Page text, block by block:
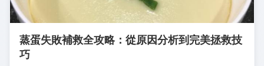
蒸蛋失敗補救全攻略：從原因分析到完美拯救技
巧